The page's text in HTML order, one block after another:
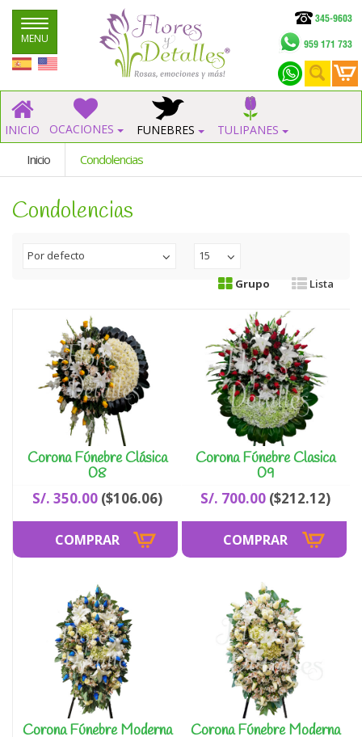
Navegar
MENU
345-9603
959 171 733
INICIO OCACIONES FUNEBRES TULIPANES
Inicio Condolencias
Condolencias
Por defecto
15
Grupo
Lista
Corona Fúnebre Clásica
08
S/. 350.00($106.06)
Corona Fúnebre Clasica
09
S/. 700.00 ($212.12)
Corona Fúnebre Moderna Corona Fúnebre Moderna